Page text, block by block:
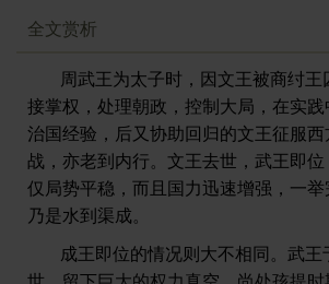
艾’为未有数，犹有未有历也。”
⑹判涣：分散。
⑺绍：继。
⑻陟降：提升和贬谪。厥家：指群臣百
⑼休：美。皇考：指武王。
⑽明：勉。
全文赏析
周武王为太子时，因文王被商纣
接掌权，处理朝政，控制大局，在实
治国经验，后又协助回归的文王征服
战，亦老到内行。文王去世，武王即
仅局势平稳，而且国力迅速增强，一举
乃是水到渠成。
成王即位的情况则大不相同。武